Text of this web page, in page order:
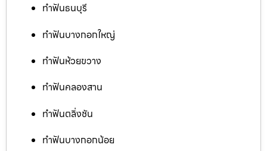
ทำฟันธนบุรี
ทำฟันบางกอกใหญ่
ทำฟันห้วยขวาง
ทำฟันคลองสาน
ทำฟันตลิ่งชัน
ทำฟันบางกอกน้อย